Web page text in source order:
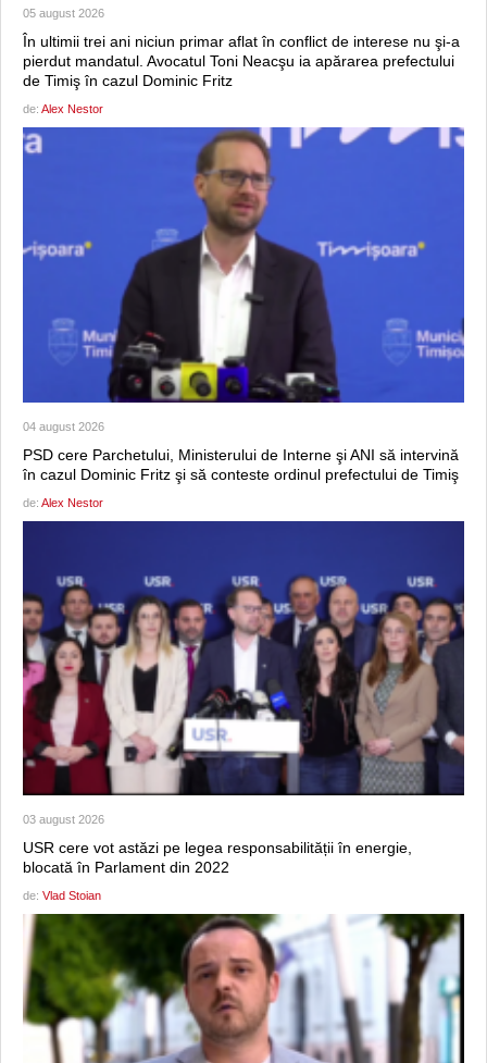
05 august 2026
În ultimii trei ani niciun primar aflat în conflict de interese nu şi-a
pierdut mandatul. Avocatul Toni Neacşu ia apărarea prefectului
de Timiş în cazul Dominic Fritz
de: Alex Nestor
04 august 2026
PSD cere Parchetului, Ministerului de Interne şi ANI să intervină
în cazul Dominic Fritz şi să conteste ordinul prefectului de Timiş
de: Alex Nestor
03 august 2026
USR cere vot astăzi pe legea responsabilității în energie,
blocată în Parlament din 2022
de: Vlad Stoian